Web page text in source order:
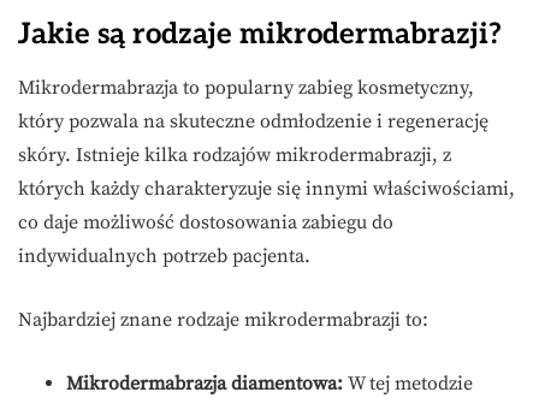
Jakie są rodzaje mikrodermabrazji?
Mikrodermabrazja to popularny zabieg kosmetyczny,
który pozwala na skuteczne odmłodzenie i regenerację
skóry. Istnieje kilka rodzajów mikrodermabrazji, z
których każdy charakteryzuje się innymi właściwościami,
co daje możliwość dostosowania zabiegu do
indywidualnych potrzeb pacjenta.
Najbardziej znane rodzaje mikrodermabrazji to:
Mikrodermabrazja diamentowa: W tej metodzie